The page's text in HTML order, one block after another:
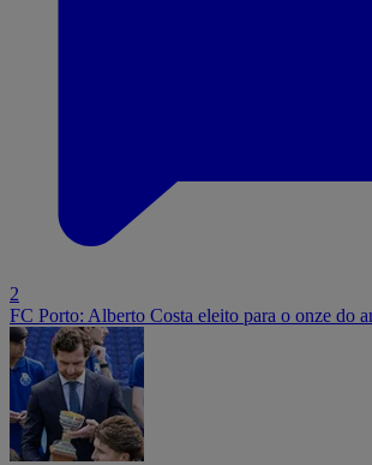
2
FC Porto: Alberto Costa eleito para o onze do